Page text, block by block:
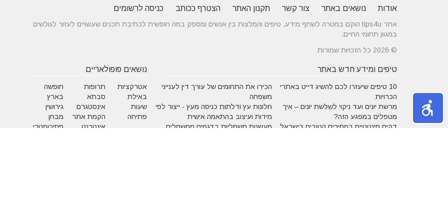
אודות נושאים באתר צור קשר תקנון האתר הצטרף ככותב כניסה לרשומים
אתר tips4u הוקם במטרה לשתף מידע, טיפים והמלצות בין אנשים ומספק במה חופשית לכתיבת תכנים שעשויים לעזור לגולשים
במגוון תחומי החיים.
© 2026 כל הזכויות שמורות
טיפים ומידע חדש באתר
10 טיפים שיעזרו לכם להשיג דייט באתרי
הכרויות
הכירו את התחומים של עורך דין לענייני
משפחה
מרשת יונים ועד ניקוי לשלשת יונים – איך
מטפלים במפגע הזה?
חלונות עץ ודלתות כניסה מעץ - ייצור לפי
מידות ועיצוב בהתאמה אישית
דקים סינטטיים במחירים הטובים בישראל
מעשנות חשמליות בדגמים מחשמלים
נושאים פופולאריים
אטרקציות
באילת
תרופות
סבתא
חופשה
בארץ
שעות
פתיחה
אינסטגרם
גירושין
הקמת אתר
אינטרנט
מבחן
פסיכומטרי